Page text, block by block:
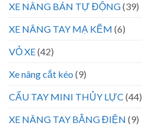
XE NÂNG BÁN TỰ ĐỘNG(39)
XE NÂNG TAY MẠ KẼM (6)
VỎ XE(42)
Xe nâng cắt kéo (9)
CẨU TAY MINI THỦY LỰC (44)
XE NÂNG TAY BẰNG ĐIỆN (9)